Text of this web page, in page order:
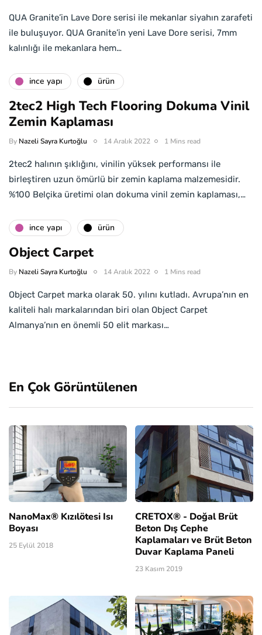
QUA Granite’in Lave Dore serisi ile mekanlar siyahın zarafeti
ile buluşuyor. QUA Granite’in yeni Lave Dore serisi, 7mm
kalınlığı ile mekanlara hem…
i̇nce yapı ürün
2tec2 High Tech Flooring Dokuma Vinil
Zemin Kaplaması
By Nazeli Sayra Kurtoğlu 14 Aralık 2022 1 Mins read
2tec2 halının şıklığını, vinilin yüksek performansı ile
birleştiren uzun ömürlü bir zemin kaplama malzemesidir.
%100 Belçika üretimi olan dokuma vinil zemin kaplaması,…
i̇nce yapı ürün
Object Carpet
By Nazeli Sayra Kurtoğlu 14 Aralık 2022 1 Mins read
Object Carpet marka olarak 50. yılını kutladı. Avrupa’nın en
kaliteli halı markalarından biri olan Object Carpet
Almanya’nın en önemli 50 elit markası…
En Çok Görüntülenen
NanoMax® Kızılötesi Isı
Boyası
25 Eylül 2018
CRETOX® - Doğal Brüt
Beton Dış Cephe
Kaplamaları ve Brüt Beton
Duvar Kaplama Paneli
23 Kasım 2019